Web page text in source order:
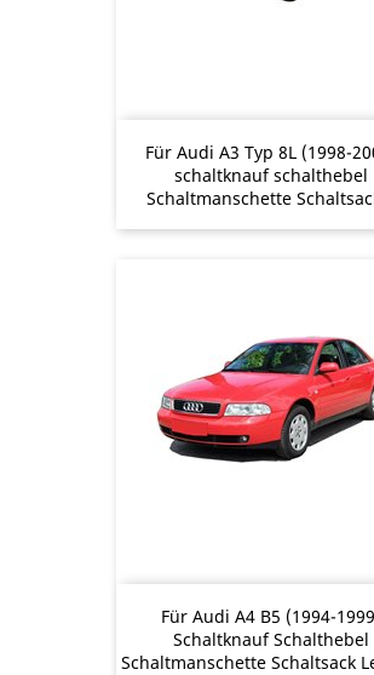
Für Audi A3 Typ 8L (1998-
schaltknauf schalthebel
Schaltmanschette
Für Audi A4 B5 (1994-
Schaltknauf Schalthebel
Schaltmanschette Schaltsack